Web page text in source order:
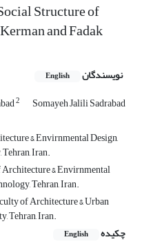
Structure of
and Fadak
نویسندگان English
2 Somayeh Jalili Sadrabad
& Envirnmental Design,
Iran.
& Envirnmental
Tehran, Iran.
of Architecture & Urban
Tehran, Iran.
چکیده
English